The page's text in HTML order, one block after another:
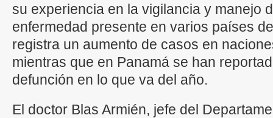
su experiencia en la vigilancia y manejo
enfermedad presente en varios países
registra un aumento de casos en
mientras que en Panamá se han
defunción en lo que va del año.
El doctor Blas Armién, jefe del